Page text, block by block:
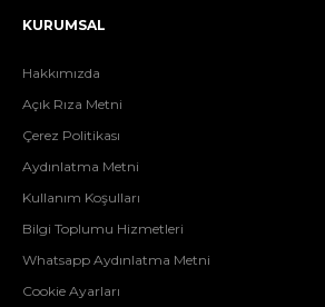
KURUMSAL
Hakkımızda
Açık Rıza Metni
Çerez Politikası
Aydınlatma Metni
Kullanım Koşulları
Bilgi Toplumu Hizmetleri
Whatsapp Aydınlatma Metni
Cookie Ayarları